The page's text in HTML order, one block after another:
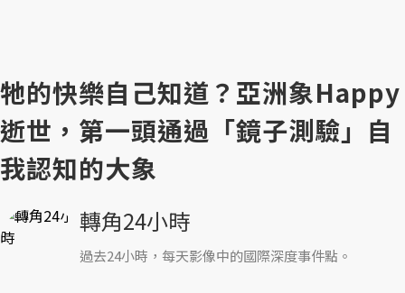
牠的快樂自己知道？亞洲象Happy
逝世，第一頭通過「鏡子測驗」自
我認知的大象
轉角24小時
過去24小時，每天影像中的國際深度事件點。